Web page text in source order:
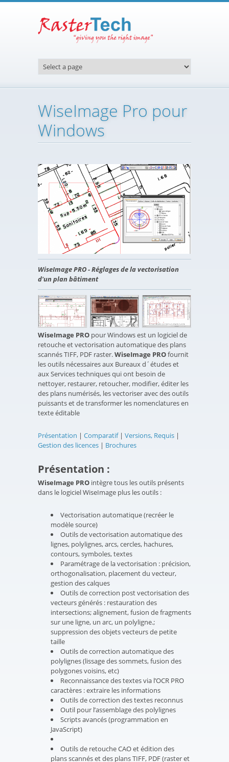
WiseImage Pro pour
Windows
WiseImage PRO - Réglages de la vectorisation
d'un plan bâtiment
WiseImage PRO pour Windows est un logiciel de
retouche et vectorisation automatique des plans
scannés TIFF, PDF raster.WiseImage PROfournit
les outils nécessaires aux Bureaux d´études et
aux Services techniques qui ont besoin de
nettoyer, restaurer, retoucher, modifier, éditer les
des plans numérisés, les vectoriser avec des outils
puissants et de transformer les nomenclatures en
texte éditable
Présentation | Comparatif | Versions, Requis |
Gestion des licences | Brochures
Présentation :
WiseImage PRO intègre tous les outils présents
dans le logiciel WiseImage plus les outils :
Vectorisation automatique (recréer le
modèle source)
Outils de vectorisation automatique des
lignes, polylignes, arcs, cercles, hachures,
contours, symboles, textes
Paramétrage de la vectorisation : précision,
orthogonalisation, placement du vecteur,
gestion des calques
Outils de correction post vectorisation des
vecteurs générés : restauration des
intersections; alignement, fusion de fragments
sur une ligne, un arc, un polyligne.;
suppression des objets vecteurs de petite
taille
Outils de correction automatique des
polylignes (lissage des sommets, fusion des
polygones voisins, etc)
Reconnaissance des textes via l’OCR PRO
caractères : extraire les informations
Outils de correction des textes reconnus
Outil pour l’assemblage des polylignes
Scripts avancés (programmation en
JavaScript)
Outils de retouche CAO et édition des
plans scannés et des plans TIFF, PDF (raster et